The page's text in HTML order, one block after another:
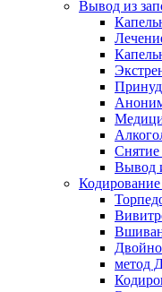
Вывод из
Снятие
Вывод
Кодирование
метод